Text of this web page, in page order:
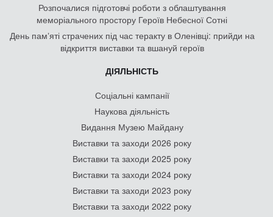
Розпочалися підготовчі роботи з облаштування
меморіального простору Героїв Небесної Сотні
День памʼяті страчених під час теракту в Оленівці: прийди на
відкриття виставки та вшануй героїв
ДІЯЛЬНІСТЬ
Соціальні кампанії
Наукова діяльність
Видання Музею Майдану
Виставки та заходи 2026 року
Виставки та заходи 2025 року
Виставки та заходи 2024 року
Виставки та заходи 2023 року
Виставки та заходи 2022 року